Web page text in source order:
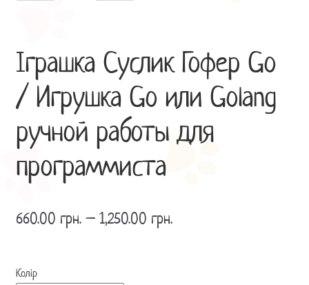
Іграшка Суслик Гофер Go
/ Игрушка Go или Golang
ручной работы для
программиста
660.00 грн.– 1,250.00 грн.
Колір